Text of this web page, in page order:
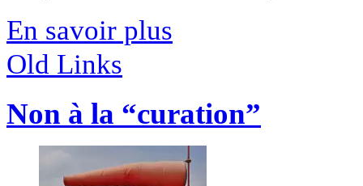
En savoir plus
Old Links
Non à la “curation”